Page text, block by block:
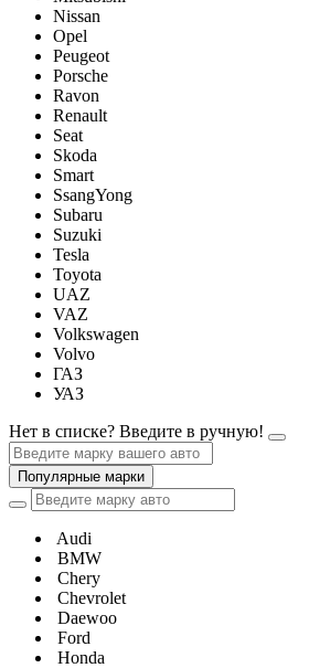
Nissan
Opel
Peugeot
Porsche
Ravon
Renault
Seat
Skoda
Smart
SsangYong
Subaru
Suzuki
Tesla
Toyota
UAZ
VAZ
Volkswagen
Volvo
ГАЗ
УАЗ
Нет в списке? Введите в ручную!
Популярные марки
Audi
BMW
Chery
Chevrolet
Daewoo
Ford
Honda